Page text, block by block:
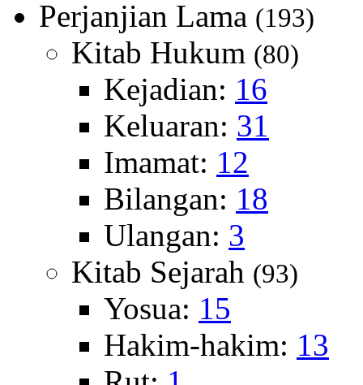
Perjanjian Lama (193)
Kitab Hukum (80)
Kejadian: 16
Keluaran: 31
Imamat: 12
Bilangan: 18
Ulangan: 3
Kitab Sejarah (93)
Yosua: 15
Hakim-hakim: 13